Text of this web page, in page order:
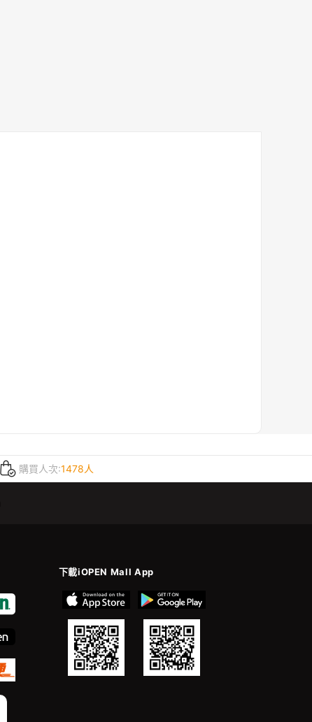
購買人次:1478人
下載iOPEN Mall App